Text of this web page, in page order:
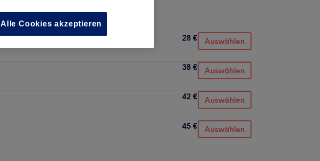
28 € Auswählen
38 € Auswählen
42 € Auswählen
45 € Auswählen
Alle Cookies akzeptieren